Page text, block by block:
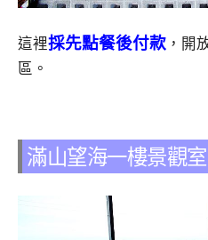
這裡採先點餐後付款 ，開
區。
滿山望海一樓景觀